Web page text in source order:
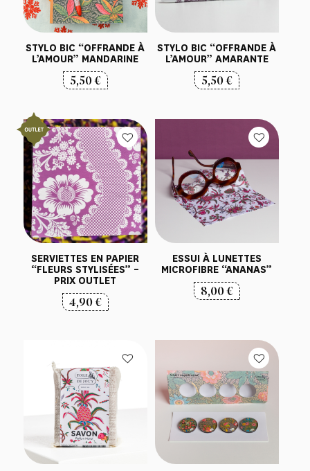
STYLO BIC “OFFRANDE À
L’AMOUR” MANDARINE
5,50€
STYLO BIC “OFFRANDE À
L’AMOUR” AMARANTE
5,50€
SERVIETTES EN PAPIER
“FLEURS STYLISÉES” –
PRIX OUTLET
4,90€
ESSUI À LUNETTES
MICROFIBRE “ANANAS”
8,00€